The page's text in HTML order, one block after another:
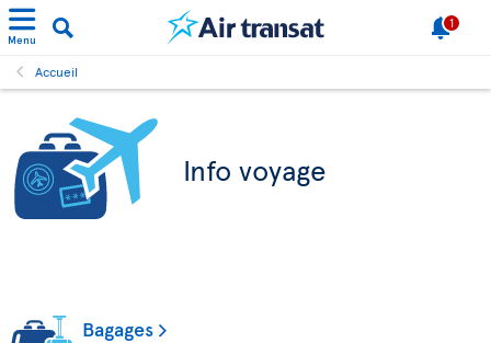
Menu
1
Accueil
Info voyage
Bagages